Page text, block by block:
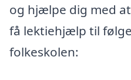
og hjælpe dig med
få lektiehjælp til
folkeskolen: